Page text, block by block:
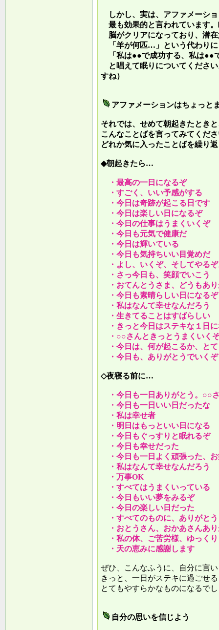
しかし、実は、アファメーシ
最も効果的と言われています
脳がクリアになっており、潜
「羊が何匹…」という代わりに
「私は●●で成功する、私は●●
と唱えて眠りについてくださ
すね）
アファメーションはちょっと
それでは、せめて朝起きたとき
こんなことばを言ってみてくだ
どれか気に入ったことばを繰り
◆朝起きたら…
・最高の一日になるぞ
・すごく、いい予感がする
・今日は奇跡が起こる日です
・今日は楽しい日になるぞ
・今日の仕事はうまくいくぞ
・今日も元気で健康だ
・今日は輝いている
・今日も気持ちいい目覚めだ
・よし、いくぞ、そしてやる
・さっ今日も、笑顔でいこう
・おてんとうさま、どうもあ
・今日も素晴らしい日になるぞ
・私はなんて幸せなんだろう
・生きてることはすばらしい
・きっと今日はステキな１日
・○○さんときっとうまくいく
・今日は、何が起こるか、と
・今日も、ありがとうでいくぞ
◇夜寝る前に…
・今日も一日ありがとう。○○
・今日も一日いい日だったな
・私は幸せ者
・明日はもっといい日になる
・今日もぐっすりと眠れるぞ
・今日も幸せだった
・今日も一日よく頑張った、
・私はなんて幸せなんだろう
・万事OK
・すべてはうまくいっている
・今日もいい夢をみるぞ
・今日の楽しい日だった
・すべてのものに、ありがとう
・おとうさん、おかあさんあ
・私の体、ご苦労様、ゆっく
・天の恵みに感謝します
ぜひ、こんなふうに、自分に言
きっと、一日がステキに過ごせ
とてもやすらかなものになるで
自分の思いを信じよう